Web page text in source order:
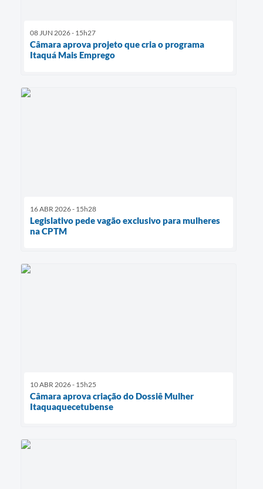
08 JUN 2026 - 15h27
Câmara aprova projeto que cria o programa
Itaquá Mais Emprego
16 ABR 2026 - 15h28
Legislativo pede vagão exclusivo para mulheres
na CPTM
10 ABR 2026 - 15h25
Câmara aprova criação do Dossiê Mulher
Itaquaquecetubense